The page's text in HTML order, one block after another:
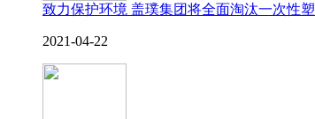
致力保护环境 盖璞集团将全面淘汰一次性塑
2021-04-22